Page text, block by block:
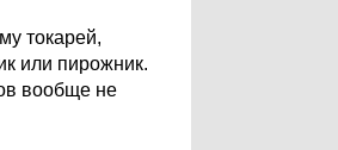
токарей,
или пирожник.
вообще не